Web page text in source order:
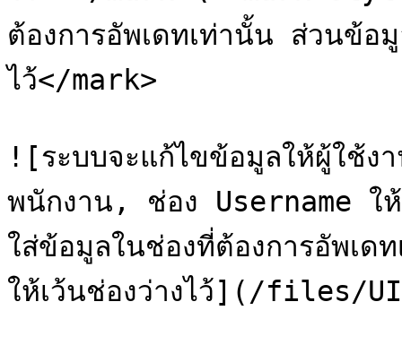
ต้องการอัพเดทเท่านั้น ส่วนข้อ
ไว้</mark>
![ระบบจะแก้ไขข้อมูลให้ผู้ใช้
พนักงาน, ช่อง Username ให้
ใส่ข้อมูลในช่องที่ต้องการอัพเด
ให้เว้นช่องว่างไว้](/files/